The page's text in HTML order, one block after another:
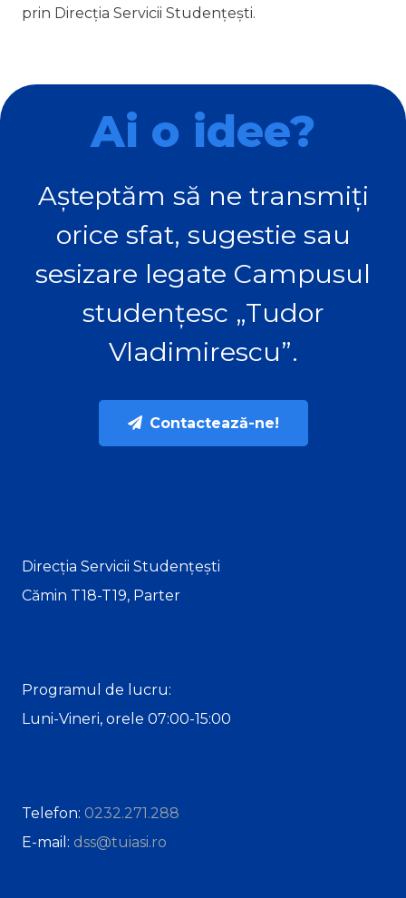
prin Direcția Servicii Studențești.
Ai o idee?
Așteptăm să ne transmiți
orice sfat, sugestie sau
sesizare legate Campusul
studențesc „Tudor
Vladimirescu”.
Contactează-ne!
Direcția Servicii Studențești
Cămin T18-T19, Parter
Programul de lucru:
Luni-Vineri, orele 07:00-15:00
Telefon: 0232.271.288
E-mail: dss@tuiasi.ro